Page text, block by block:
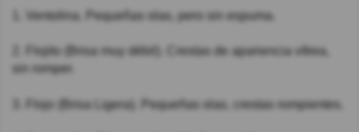
1. Ventolina. Pequeñas olas, pero sin espuma.
2. Flojito (Brisa muy débil). Crestas de apariencia vítrea,
sin romper.
3. Flojo (Brisa Ligera). Pequeñas olas, crestas rompientes.